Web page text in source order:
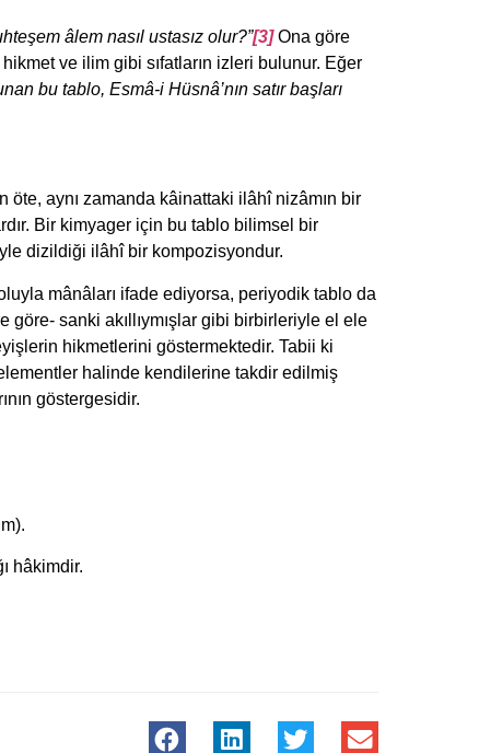
âlem nasıl ustasız olur?”[3] Ona göre
ve ilim gibi sıfatların izleri bulunur. Eğer
bu tablo, Esmâ-i Hüsnâ’nın satır başları
öte, aynı zamanda kâinattaki ilâhî nizâmın bir
Bir kimyager için bu tablo bilimsel bir
dizildiği ilâhî bir kompozisyondur.
mânâları ifade ediyorsa, periyodik tablo da
göre- sanki akıllıymışlar gibi birbirleriyle el ele
hikmetlerini göstermektedir. Tabii ki
elementler halinde kendilerine takdir edilmiş
göstergesidir.
hâkimdir.